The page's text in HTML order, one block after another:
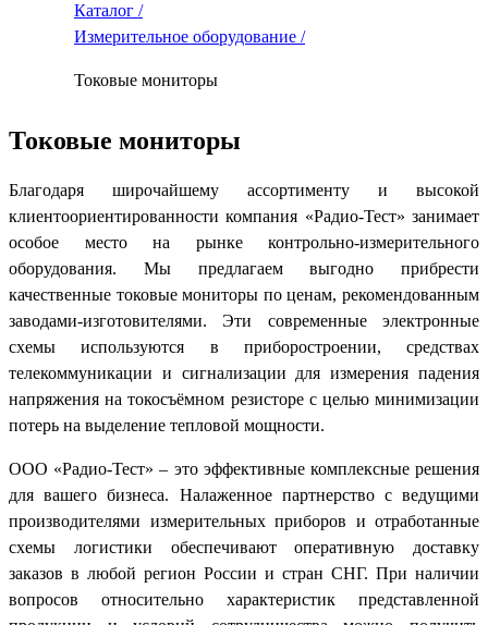
Каталог /
Измерительное оборудование /
Токовые мониторы
Токовые мониторы
Благодаря широчайшему ассортименту и высокой
клиентоориентированности компания «Радио-Тест» занимает
особое место на рынке контрольно-измерительного
оборудования. Мы предлагаем выгодно прибрести
качественные токовые мониторы по ценам, рекомендованным
заводами-изготовителями. Эти современные электронные
схемы используются в приборостроении, средствах
телекоммуникации и сигнализации для измерения падения
напряжения на токосъёмном резисторе с целью минимизации
потерь на выделение тепловой мощности.
ООО «Радио-Тест» – это эффективные комплексные решения
для вашего бизнеса. Налаженное партнерство с ведущими
производителями измерительных приборов и отработанные
схемы логистики обеспечивают оперативную доставку
заказов в любой регион России и стран СНГ. При наличии
вопросов относительно характеристик представленной